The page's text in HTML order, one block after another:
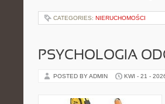
CATEGORIES: NIERUCHOMOŚCI
PSYCHOLOGIA
POSTED BY ADMIN KWI - 21 -